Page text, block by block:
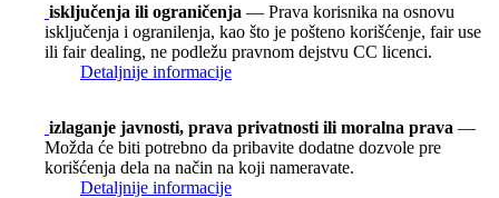
isključenja ili ograničenja — Prava korisnika na osnovu
isključenja i ogranilenja, kao što je pošteno korišćenje, fair use
ili fair dealing, ne podležu pravnom dejstvu CC licenci.
Detaljnije informacije
izlaganje javnosti, prava privatnosti ili moralna prava —
Možda će biti potrebno da pribavite dodatne dozvole pre
korišćenja dela na način na koji nameravate.
Detaljnije informacije